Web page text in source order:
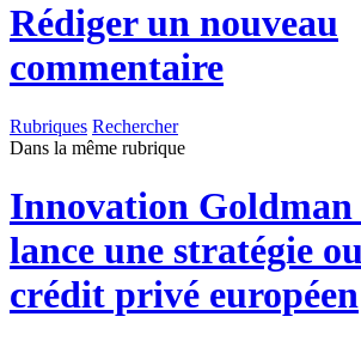
Rédiger un nouveau
commentaire
Rubriques Rechercher
Dans la même rubrique
Innovation Goldman
lance une stratégie
crédit privé européen